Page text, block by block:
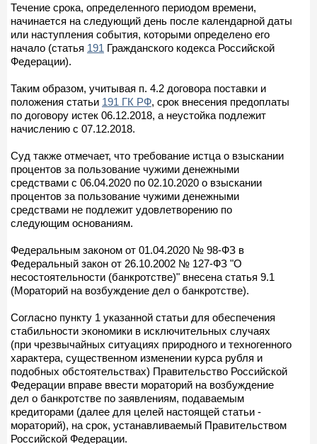
Течение срока, определенного периодом времени,
начинается на следующий день после календарной даты
или наступления события, которыми определено его
начало (статья 191 Гражданского кодекса Российской
Федерации).
Таким образом, учитывая п. 4.2 договора поставки и
положения статьи 191 ГК РФ, срок внесения предоплаты
по договору истек 06.12.2018, а неустойка подлежит
начислению с 07.12.2018.
Суд также отмечает, что требование истца о взыскании
процентов за пользование чужими денежными
средствами с 06.04.2020 по 02.10.2020 о взыскании
процентов за пользование чужими денежными
средствами не подлежит удовлетворению по
следующим основаниям.
Федеральным законом от 01.04.2020 № 98-ФЗ в
Федеральный закон от 26.10.2002 № 127-ФЗ "О
несостоятельности (банкротстве)" внесена статья 9.1
(Мораторий на возбуждение дел о банкротстве).
Согласно пункту 1 указанной статьи для обеспечения
стабильности экономики в исключительных случаях
(при чрезвычайных ситуациях природного и техногенного
характера, существенном изменении курса рубля и
подобных обстоятельствах) Правительство Российской
Федерации вправе ввести мораторий на возбуждение
дел о банкротстве по заявлениям, подаваемым
кредиторами (далее для целей настоящей статьи -
мораторий), на срок, устанавливаемый Правительством
Российской Федерации.